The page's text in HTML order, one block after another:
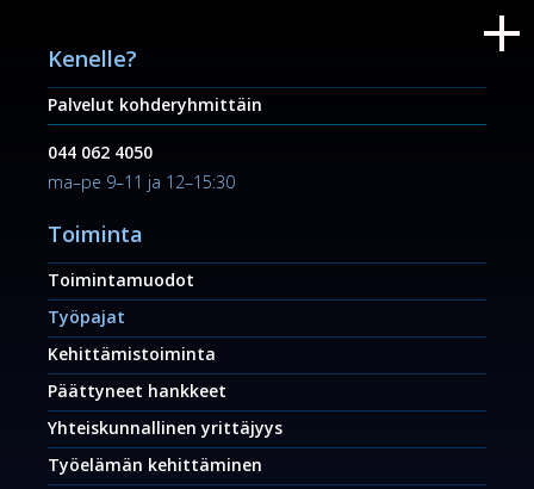
Kenelle?
Palvelut kohderyhmittäin
044 062 4050
ma–pe 9–11 ja 12–15:30
Toiminta
Toimintamuodot
Työpajat
Kehittämistoiminta
Päättyneet hankkeet
Yhteiskunnallinen yrittäjyys
Työelämän kehittäminen